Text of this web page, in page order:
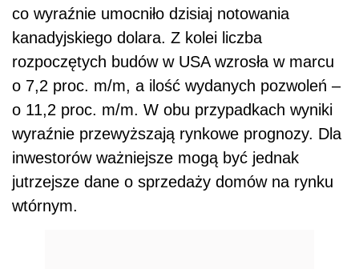
co wyraźnie umocniło dzisiaj notowania
kanadyjskiego dolara. Z kolei liczba
rozpoczętych budów w USA wzrosła w marcu
o 7,2 proc. m/m, a ilość wydanych pozwoleń –
o 11,2 proc. m/m. W obu przypadkach wyniki
wyraźnie przewyższają rynkowe prognozy. Dla
inwestorów ważniejsze mogą być jednak
jutrzejsze dane o sprzedaży domów na rynku
wtórnym.